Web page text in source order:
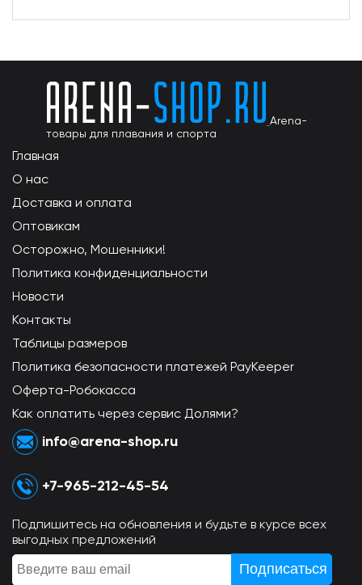
Arena-
товары для плавания и спорта
Главная
О нас
Доставка и оплата
Оптовикам
Осторожно, Мошенники!
Политика конфиденциальности
Новости
Контакты
Таблицы размеров
Политика безопасности платежей PayKeeper
Оферта-Робокасса
Как оплатить через сервис Долями?
info@arena-shop.ru
+7-965-212-45-54
Подпишитесь на обновления и будьте в курсе всех
выгодных предложений